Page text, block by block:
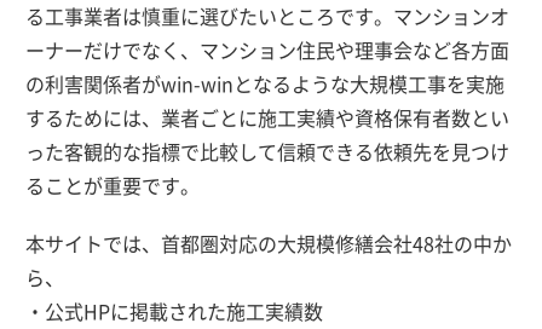
る工事業者は慎重に選びたいところです。マンションオ
ーナーだけでなく、マンション住民や理事会など各方面
の利害関係者がwin-winとなるような大規模工事を実施
するためには、業者ごとに施工実績や資格保有者数とい
った客観的な指標で比較して信頼できる依頼先を見つけ
ることが重要です。
本サイトでは、首都圏対応の大規模修繕会社48社の中か
ら、
・公式HPに掲載された施工実績数